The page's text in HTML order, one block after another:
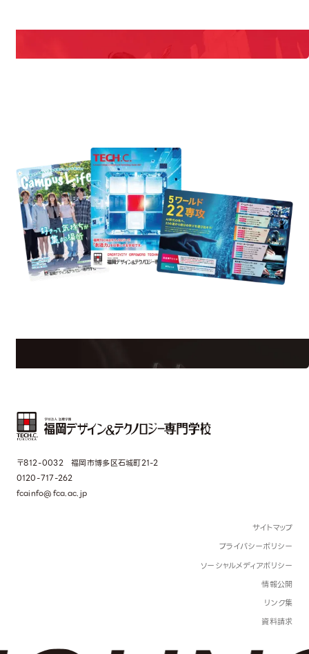
Information
〒812-0032 福岡市博多区石城町21-2
0120-717-262
fcainfo@fca.ac.jp
サイトマップ
プライバシーポリシー
ソーシャルメディアポリシー
情報公開
リンク集
資料請求